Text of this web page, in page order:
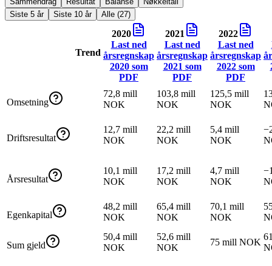
Siste 5 år
Siste 10 år Alle (27)
Trend
2020
Last ned
årsregnskap
2020som
PDF
2021
Last ned
årsregnskap
2021 som
PDF
2022
Last ned
årsregnskap
2022som
PDF
Omsetning
72,8 mill
NOK
103,8 mill
NOK
125,5 mill
NOK
Driftsresultat
12,7 mill
NOK
22,2 mill
NOK
5,4 mill
NOK
Årsresultat
10,1 mill
NOK
17,2 mill
NOK
4,7 mill
NOK
Egenkapital
48,2 mill
NOK
65,4 mill
NOK
70,1 mill
NOK
Sum gjeld
50,4 mill
NOK
52,6 mill
NOK
75 mill NOK